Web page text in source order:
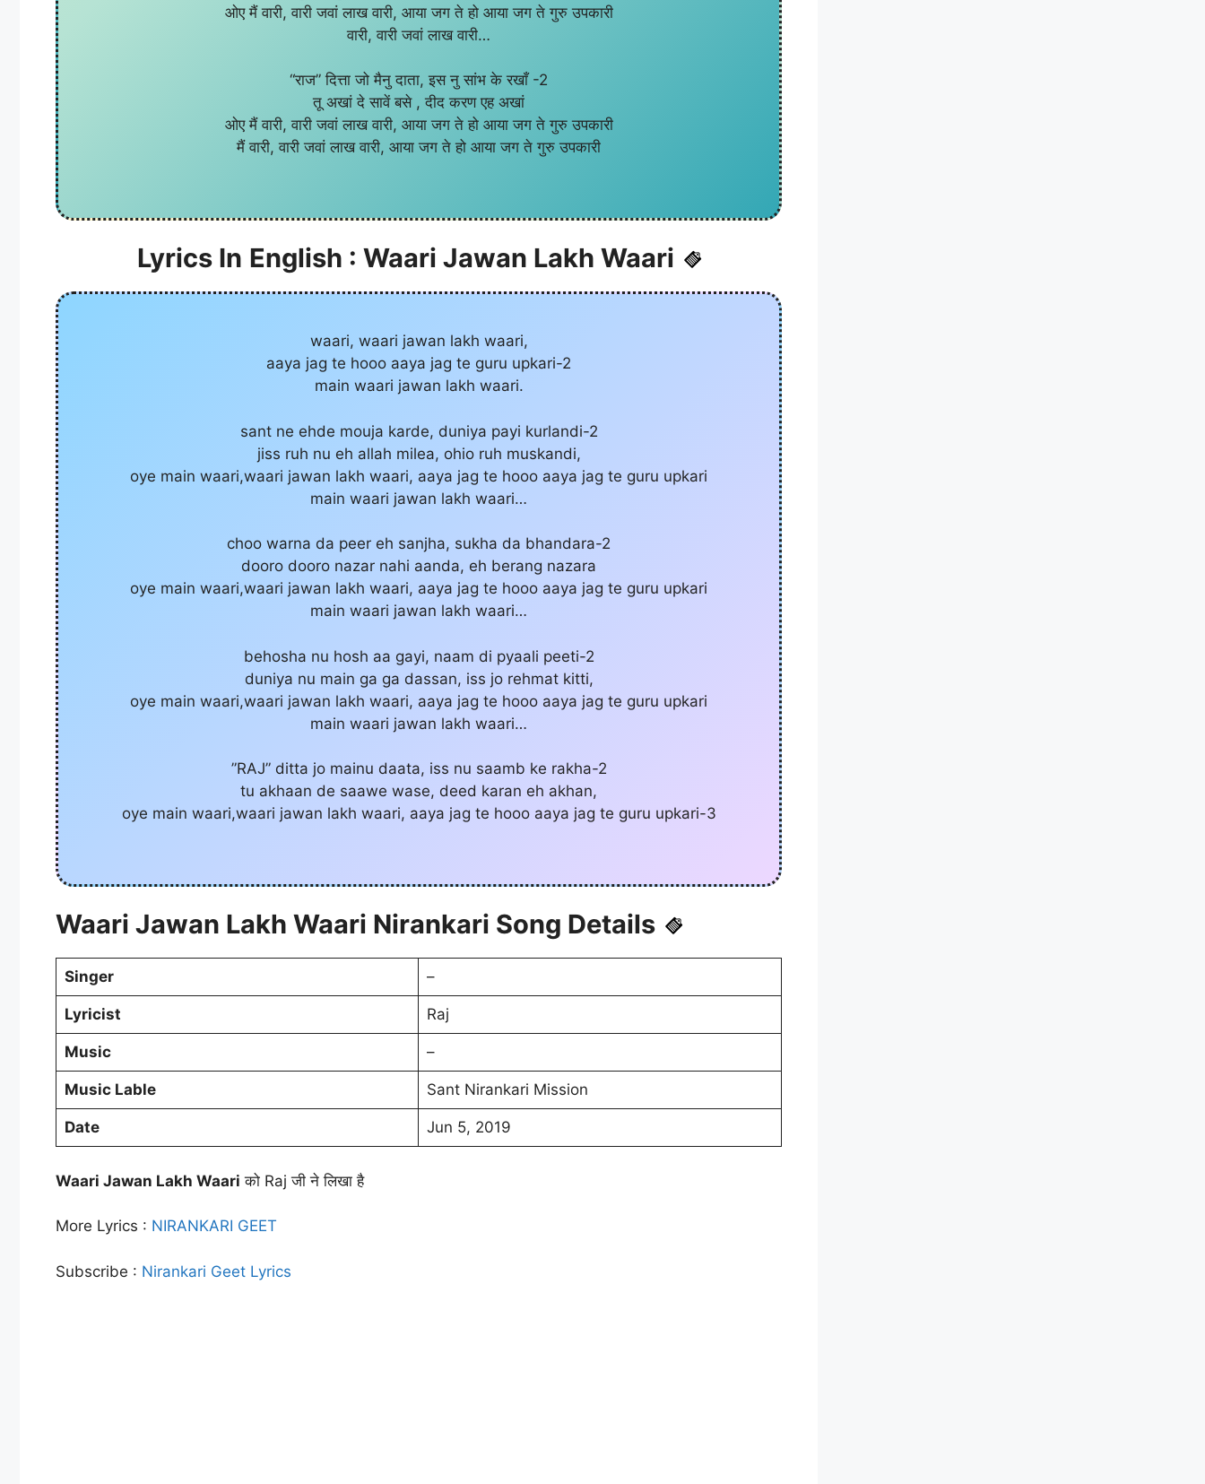
ओए मैं वारी, वारी जवां लाख वारी, आया जग ते हो आया जग ते गुरु उपकारी
वारी, वारी जवां लाख वारी…
“राज” दित्ता जो मैनु दाता, इस नु सांभ के रखाँ -2
तू अखां दे सावें बसे , दीद करण एह अखां
ओए मैं वारी, वारी जवां लाख वारी, आया जग ते हो आया जग ते गुरु उपकारी
मैं वारी, वारी जवां लाख वारी, आया जग ते हो आया जग ते गुरु उपकारी
Lyrics In English : Waari Jawan Lakh Waari
waari, waari jawan lakh waari,
aaya jag te hooo aaya jag te guru upkari-2
main waari jawan lakh waari.
sant ne ehde mouja karde, duniya payi kurlandi-2
jiss ruh nu eh allah milea, ohio ruh muskandi,
oye main waari,waari jawan lakh waari, aaya jag te hooo aaya jag te guru upkari
main waari jawan lakh waari…
choo warna da peer eh sanjha, sukha da bhandara-2
dooro dooro nazar nahi aanda, eh berang nazara
oye main waari,waari jawan lakh waari, aaya jag te hooo aaya jag te guru upkari
main waari jawan lakh waari…
behosha nu hosh aa gayi, naam di pyaali peeti-2
duniya nu main ga ga dassan, iss jo rehmat kitti,
oye main waari,waari jawan lakh waari, aaya jag te hooo aaya jag te guru upkari
main waari jawan lakh waari…
”RAJ” ditta jo mainu daata, iss nu saamb ke rakha-2
tu akhaan de saawe wase, deed karan eh akhan,
oye main waari,waari jawan lakh waari, aaya jag te hooo aaya jag te guru upkari-3
Waari Jawan Lakh Waari Nirankari Song Details
Singer –
Lyricist Raj
Music –
Music Lable Sant Nirankari Mission
Date Jun 5, 2019
Waari Jawan Lakh Waari को Raj जी ने लिखा है
More Lyrics : NIRANKARI GEET
Subscribe : Nirankari Geet Lyrics